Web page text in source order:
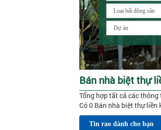
Bán nhà biệt thự
Tổng hợp tất cả các
Có 0 Bán nhà biệt thự liền
Tin rao dành cho bạn